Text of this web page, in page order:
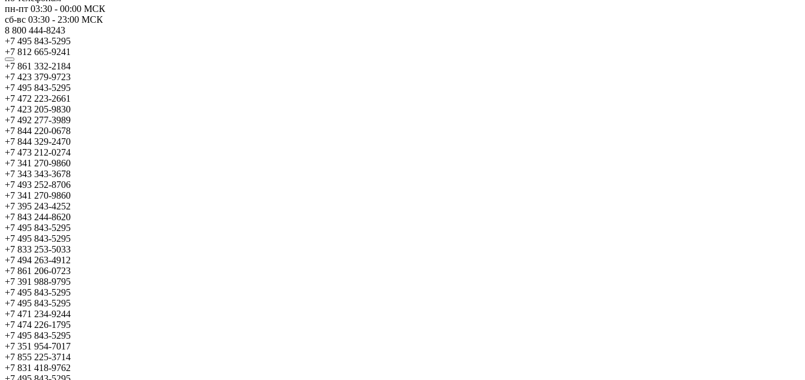
пн-пт 03:30 - 00:00 МСК
сб-вс 03:30 - 23:00 МСК
8 800 444-8243
+7 495 843-5295
+7 812 665-9241
+7 861 332-2184
+7 423 379-9723
+7 495 843-5295
+7 472 223-2661
+7 423 205-9830
+7 492 277-3989
+7 844 220-0678
+7 844 329-2470
+7 473 212-0274
+7 341 270-9860
+7 343 343-3678
+7 493 252-8706
+7 341 270-9860
+7 395 243-4252
+7 843 244-8620
+7 495 843-5295
+7 495 843-5295
+7 833 253-5033
+7 494 263-4912
+7 861 206-0723
+7 391 988-9795
+7 495 843-5295
+7 495 843-5295
+7 471 234-9244
+7 474 226-1795
+7 495 843-5295
+7 351 954-7017
+7 855 225-3714
+7 831 418-9762